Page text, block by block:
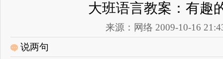
大班语言教案：有趣
来源：网络 2009-10-16
说两句